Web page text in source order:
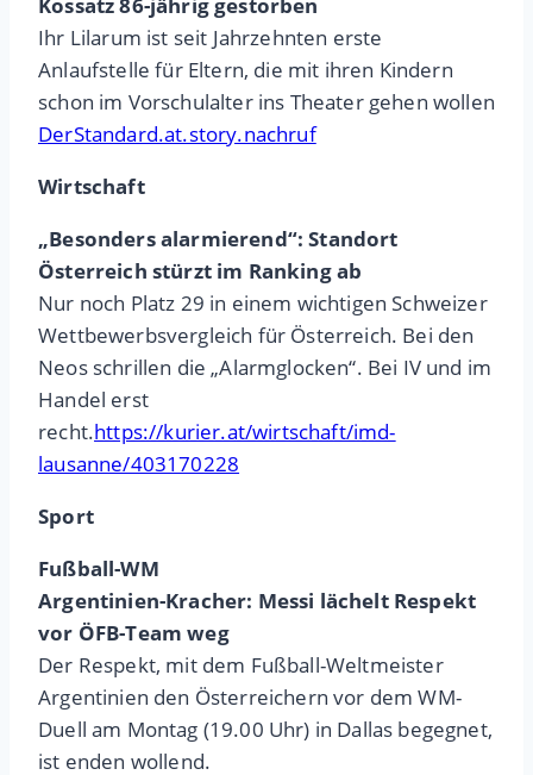
Ihr Lilarum ist seit Jahrzehnten erste
Anlaufstelle für Eltern, die mit ihren Kindern
schon im Vorschulalter ins Theater gehen wollen
DerStandard.at.story.nachruf
Wirtschaft
„Besonders alarmierend“: Standort
Österreich stürzt im Ranking ab
Nur noch Platz 29 in einem wichtigen Schweizer
Wettbewerbsvergleich für Österreich. Bei den
Neos schrillen die „Alarmglocken“. Bei IV und im
Handel erst
recht.https://kurier.at/wirtschaft/imd-
lausanne/403170228
Sport
Fußball-WM
Argentinien-Kracher: Messi lächelt Respekt
vor ÖFB-Team weg
Der Respekt, mit dem Fußball-Weltmeister
Argentinien den Österreichern vor dem WM-
Duell am Montag (19.00 Uhr) in Dallas begegnet,
ist enden wollend.